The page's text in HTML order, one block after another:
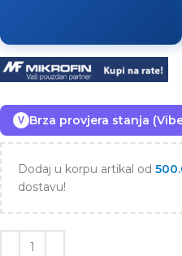
V Brza provjera stanja
Dodaj u korpu artikal od
dostavu!